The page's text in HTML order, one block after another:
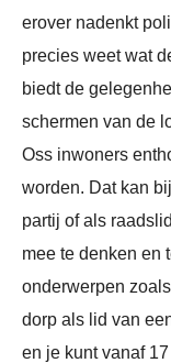
erover nadenkt
precies weet wat
biedt de
schermen van de
Oss inwoners
worden. Dat kan
partij of als
mee te denken en
onderwerpen
dorp als lid van
en je kunt vanaf